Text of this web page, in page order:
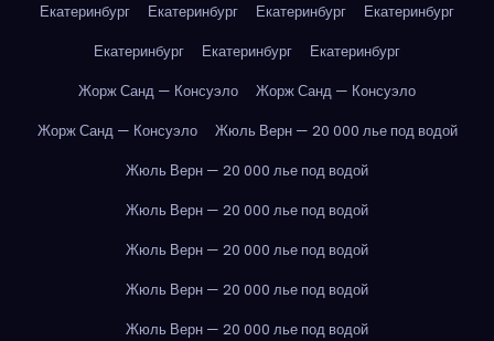
Екатеринбург
Екатеринбург Екатеринбург
Екатеринбург
Екатеринбург
Екатеринбург
Екатеринбург
Жорж Санд — Консуэло
Жорж Санд — Консуэло
Жорж Санд — Консуэло
Жюль Верн — 20 000 лье под водой
Жюль Верн — 20 000 лье под водой
Жюль Верн — 20 000 лье под водой
Жюль Верн — 20 000 лье под водой
Жюль Верн — 20 000 лье под водой
Жюль Верн — 20 000 лье под водой